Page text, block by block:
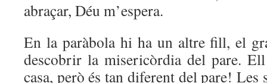
abraçar, Déu m’espera.
En la paràbola hi ha un altre fill, el
descobrir la misericòrdia del pare. Ell
casa, però és tan diferent del pare! Les